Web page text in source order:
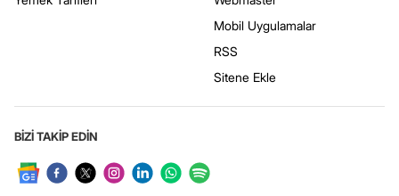
Mobil Uygulamalar
RSS
Sitene Ekle
BİZİ TAKİP EDİN